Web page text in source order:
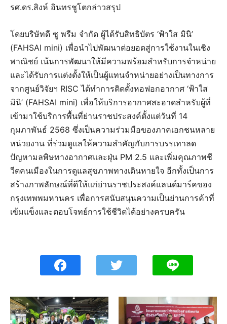
รศ.ดร.สิงห์ อินทรชูโตกล่าวสรุป
โดยบริษัทดี ซู พรีม จำกัด ผู้ได้รับสิทธิบัตร ‘ฟ้าใส มินิ’
(FAHSAI mini) เพื่อนำไปพัฒนาต่อยอดสู่การใช้งานในเชิง
พาณิชย์ เน้นการพัฒนาให้มีความพร้อมสำหรับการจำหน่าย
และได้รับการแต่งตั้งให้เป็นผู้แทนจำหน่ายอย่างเป็นทางการ
จากศูนย์วิจัยฯ RISC ได้ทำการติดตั้งหอฟอกอากาศ ‘ฟ้าใส
มินิ’ (FAHSAI mini) เพื่อให้บริการอากาศสะอาดสำหรับผู้ที่
เข้ามาใช้บริการพื้นที่ย่านราชประสงค์ตั้งแต่วันที่ 14
กุมภาพันธ์ 2568 ซึ่งเป็นความร่วมมือของภาคเอกชนหลาย
หน่วยงาน ที่ร่วมดูแลให้ความสำคัญกับการบรรเทาลด
ปัญหามลพิษทางอากาศและฝุ่น PM 2.5 และเพิ่มคุณภาพชี
วีตคนเมืองในการดูแลสุขภาพทางเดินหายใจ อีกทั้งเป็นการ
สร้างภาพลักษณ์ที่ดีให้แก่ย่านราชประสงค์แลนด์มาร์คของ
กรุงเทพพมหานคร เพื่อการสนับสนุนความเป็นย่านการค้าที่
เข้มแข็งและตอบโจทย์การใช้ชีวิตได้อย่างครบครัน